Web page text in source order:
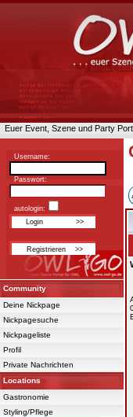
Euer Event, Szene und Party
Username:
Passwort:
autologin:
Community
Deine Nickpage
Nickpagesuche
Nickpageliste
Profil
Private Nachrichten
Locations
Gastronomie
Styling/Pflege